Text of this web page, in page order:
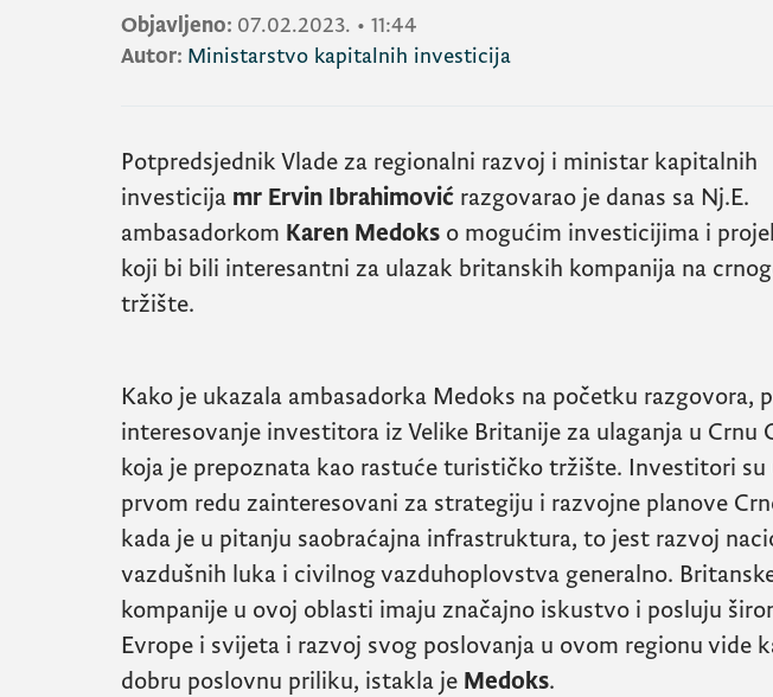
Objavljeno: 07.02.2023. • 11:44
Autor: Ministarstvo kapitalnih investicija
Potpredsjednik Vlade za regionalni razvoj i ministar kapitalnih
investicija mr Ervin Ibrahimović razgovarao je danas sa Nj.E.
ambasadorkom Karen Medoks o mogućim investicijima i
koji bi bili interesantni za ulazak britanskih kompanija na
tržište.
Kako je ukazala ambasadorka Medoks na početku razgovora,
interesovanje investitora iz Velike Britanije za ulaganja u Crnu
koja je prepoznata kao rastuće turističko tržište. Investitori su
prvom redu zainteresovani za strategiju i razvojne planove
kada je u pitanju saobraćajna infrastruktura, to jest razvoj
vazdušnih luka i civilnog vazduhoplovstva generalno.
kompanije u ovoj oblasti imaju značajno iskustvo i posluju
Evrope i svijeta i razvoj svog poslovanja u ovom regionu vide
dobru poslovnu priliku, istakla je Medoks.